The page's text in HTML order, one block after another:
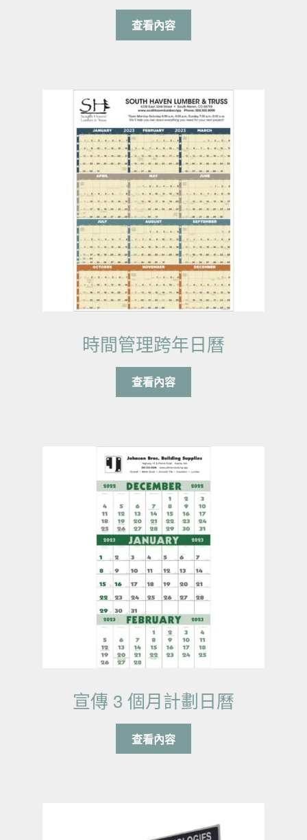
查看內容
時間管理跨年日曆
查看內容
宣傳 3 個月計劃日曆
查看內容